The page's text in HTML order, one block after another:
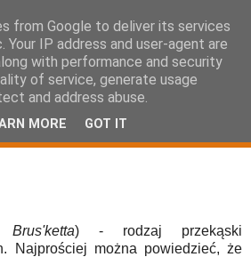
Brus'ketta) - rodzaj przekąski
Najprościej można powiedzieć, że
from Google to deliver its services
Your IP address and user-agent are
with performance and security
of service, generate usage
and address abuse.
MORE GOT IT